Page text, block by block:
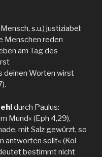
s.u.) justiziabel:
Menschen reden
am Tag des
deinen Worten wirst
durch Paulus:
Mund« (Eph 4,29),
mit Salz gewürzt, so
antworten sollt« (Kol
bestimmt nicht